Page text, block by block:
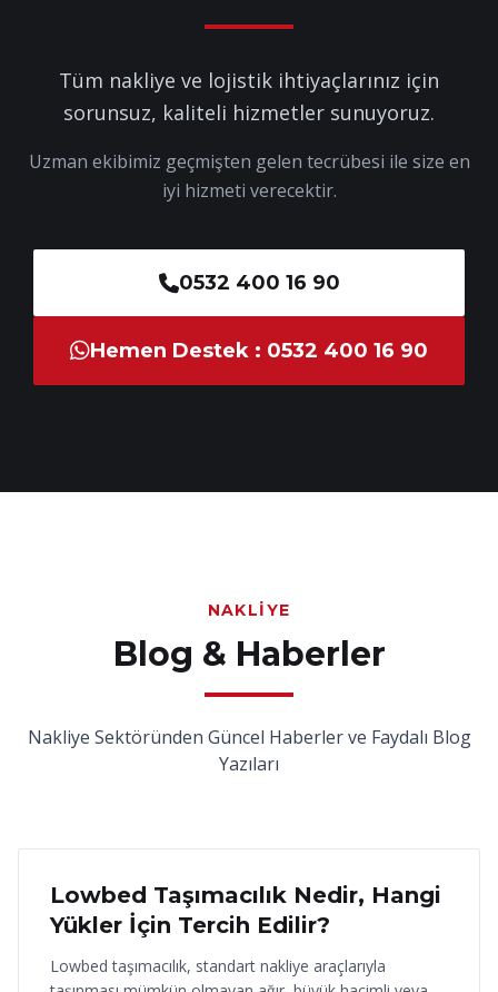
Tüm nakliye ve lojistik ihtiyaçlarınız için
sorunsuz, kaliteli hizmetler sunuyoruz.
Uzman ekibimiz geçmişten gelen tecrübesi ile size en
iyi hizmeti verecektir.
0532 400 16 90
Hemen Destek : 0532 400 16 90
NAKLIYE
Blog & Haberler
Nakliye Sektöründen Güncel Haberler ve Faydalı Blog
Yazıları
18 Haziran 2026
Lowbed Taşımacılık Nedir, Hangi
Yükler İçin Tercih Edilir?
Lowbed taşımacılık, standart nakliye araçlarıyla